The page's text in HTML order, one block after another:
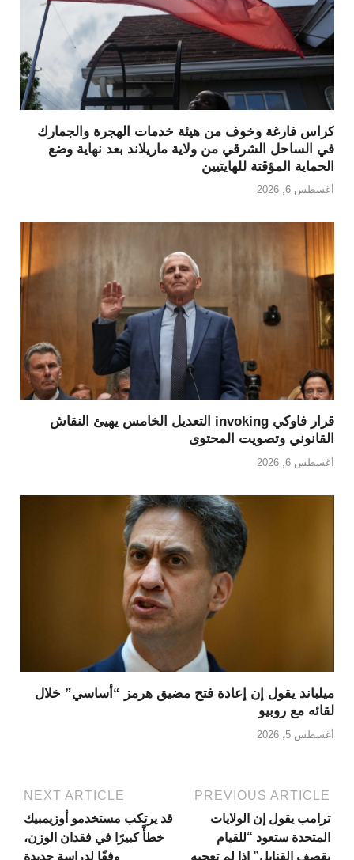
كراس فارغة وخوف من هيئة خدمات الهجرة والجمارك
في الساحل الشرقي من ولاية ماريلاند بعد نهاية وضع
الحماية المؤقتة للهايتيين
أغسطس 6, 2026
قرار فاوكي invoking التعديل الخامس يهيئ النقاش
القانوني وتصويت المحتوى
أغسطس 6, 2026
ميلباند يقول إن إعادة فتح مضيق هرمز “أساسي” خلال
لقائه مع روبيو
أغسطس 5, 2026
PREVIOUS ARTICLE
ترامب يقول إن الولايات
المتحدة ستعود “للقيام
بقصف القنابل” إذا لم تعجبه
NEXT ARTICLE
قد يرتكب مستخدمو أوزيمبيك
خطأً كبيرًا في فقدان الوزن،
وفقًا لدراسة جديدة